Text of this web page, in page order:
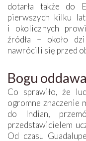
dotarła także do
pierwszych kilku
i okolicznych
źródła – około
nawrócili się przed
Bogu
Co sprawiło, że
ogromne znaczenie
do Indian,
przedstawicielem
Od czasu